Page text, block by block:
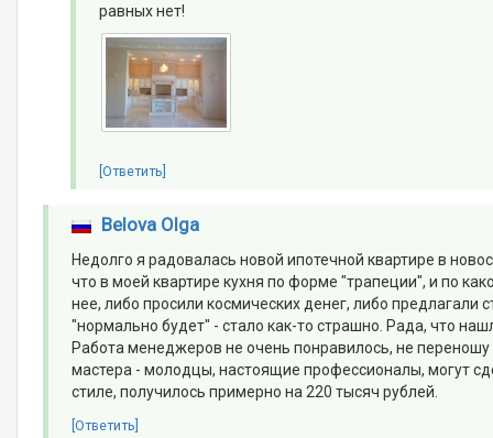
равных нет!
[Ответить]
Belova Olga
Недолго я радовалась новой ипотечной квартире в
что в моей квартире кухня по форме "трапеции", и по
нее, либо просили космических денег, либо
"нормально будет" - стало как-то страшно. Рада, что
Работа менеджеров не очень понравилось, не
мастера - молодцы, настоящие профессионалы, могут
стиле, получилось примерно на 220 тысяч рублей.
[Ответить]